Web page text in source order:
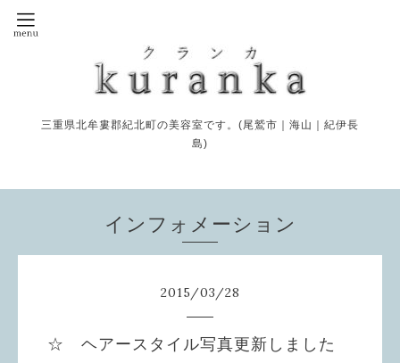
三重県北牟婁郡紀北町の美容室です。(尾鷲市｜海山｜紀伊長
島)
インフォメーション
2015/03/28
☆ ヘアースタイル写真更新しました